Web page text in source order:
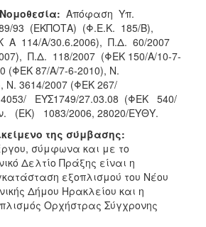
Απόφαση Υπ.
93 (ΕΚΠΟΤΑ) (Φ.Ε.Κ. 185/Β),
Α 114/Α/30.6.2006), Π.Δ. 60/2007
Π.Δ. 118/2007 (ΦΕΚ 150/Α/10-7-
(ΦΕΚ 87/Α/7-6-2010), Ν.
Ν. 3614/2007 (ΦΕΚ 267/
ΕΥΣ1749/27.03.08 (ΦΕΚ 540/
(ΕΚ) 1083/2006, 28020/ΕΥΘΥ.
της σύμβασης:
σύμφωνα και με το
Δελτίο Πράξης είναι η
εξοπλισμού του Νέου
Δήμου Ηρακλείου και η
Ορχήστρας Σύγχρονης